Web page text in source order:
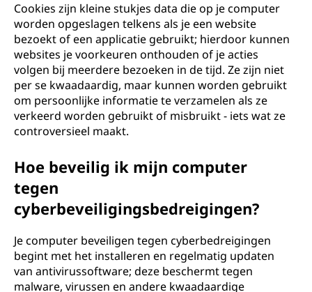
Cookies zijn kleine stukjes data die op je computer
worden opgeslagen telkens als je een website
bezoekt of een applicatie gebruikt; hierdoor kunnen
websites je voorkeuren onthouden of je acties
volgen bij meerdere bezoeken in de tijd. Ze zijn niet
per se kwaadaardig, maar kunnen worden gebruikt
om persoonlijke informatie te verzamelen als ze
verkeerd worden gebruikt of misbruikt - iets wat ze
controversieel maakt.
Hoe beveilig ik mijn computer
tegen
cyberbeveiligingsbedreigingen?
Je computer beveiligen tegen cyberbedreigingen
begint met het installeren en regelmatig updaten
van antivirussoftware; deze beschermt tegen
malware, virussen en andere kwaadaardige